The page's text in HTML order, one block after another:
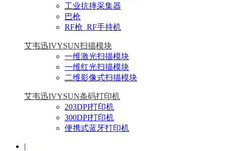
工业抗摔采集器
巴枪
RF枪_RF手持机
艾韦迅IVYSUN扫描模块
一维激光扫描模块
一维红光扫描模块
二维影像式扫描模块
艾韦迅IVYSUN条码打印机
203DPI打印机
300DPI打印机
便携式蓝牙打印机
|